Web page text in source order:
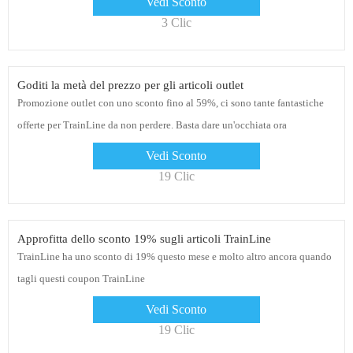
3 Clic
Goditi la metà del prezzo per gli articoli outlet
Promozione outlet con uno sconto fino al 59%, ci sono tante fantastiche
offerte per TrainLine da non perdere. Basta dare un'occhiata ora
Vedi Sconto
19 Clic
Approfitta dello sconto 19% sugli articoli TrainLine
TrainLine ha uno sconto di 19% questo mese e molto altro ancora quando
tagli questi coupon TrainLine
Vedi Sconto
19 Clic